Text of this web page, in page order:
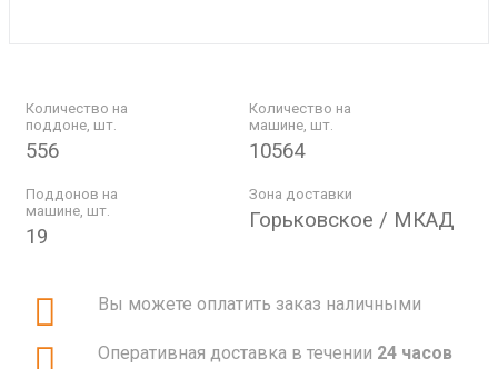
Количество на
поддоне, шт.
556
Количество на
машине, шт.
10564
Поддонов на
машине, шт.
19
Зона доставки
Горьковское / МКАД
Вы можете оплатить заказ наличными
Оперативная доставка в течении 24 часов